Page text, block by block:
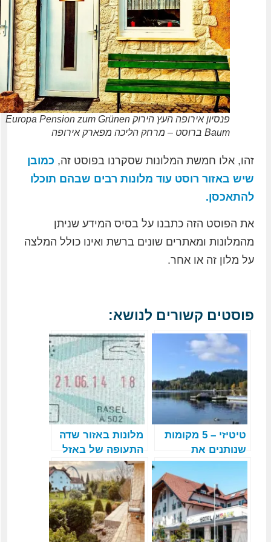
פנסיון אירופה העץ הירוק Europa Pension zum Grünen
Baum ברוסט – מרחק הליכה מפארק אירופה
זהו, אלו חמשת המלונות שסקרנו בפוסט זה,כמובן
שיש באזור רוסט עוד מלונות רבים שבהם תוכלו
להתאכסן.
את הפוסט הזה כתבנו על בסיס המידע שניתן
מהמלונות ומאתרים שונים ברשת ואינו כולל המלצה
על מלון זה או אחר.
פוסטים קשורים לנושא:
טיטיזי – 5 מקומות
שנותנים את
הכרטיס האדום
מלונות באזור שדה
התעופה של באזל